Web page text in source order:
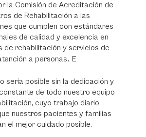
la Comisión de Acreditación de
de Rehabilitación a las
que cumplen con estándares
de calidad y excelencia en
de rehabilitación y servicios de
a personas. E
seria posible sin la dedicación y
de todo nuestro equipo
cuyo trabajo diario
nuestros pacientes y familias
el mejor cuidado posible.